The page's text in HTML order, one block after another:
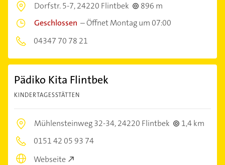
Dorfstr. 5-7,24220 Flintbek
896 m
Geschlossen –Öffnet Montag um 07:00
04347 70 78 21
Pädiko Kita Flintbek
KINDERTAGESSTÄTTEN
Mühlensteinweg 32-34,24220 Flintbek
1,4 km
0151 42 05 93 74
Webseite